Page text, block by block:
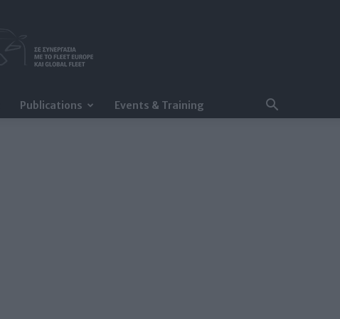
Publications Events & Training